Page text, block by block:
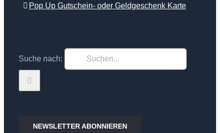
Pop Up Gutschein- oder Geldgeschenk Karte
Suche nach:
NEWSLETTER ABONNIEREN